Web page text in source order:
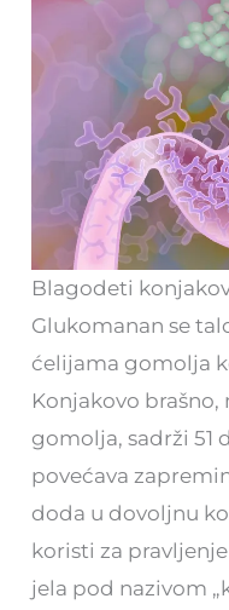
Blagodeti
Glukomanan se
ćelijama gomolja
Konjakovo brašno,
gomolja, sadrži 51
povećava
doda u dovoljnu
koristi za
jela pod nazivom